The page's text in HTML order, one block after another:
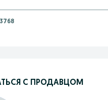
С ПРОДАВЦОМ